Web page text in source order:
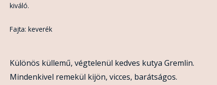
kiváló.
Fajta: keverék
Különös küllemű, végtelenül kedves kutya Gremlin.
Mindenkivel remekül kijön, vicces, barátságos.